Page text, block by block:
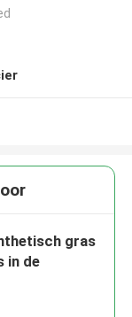
gras
in de